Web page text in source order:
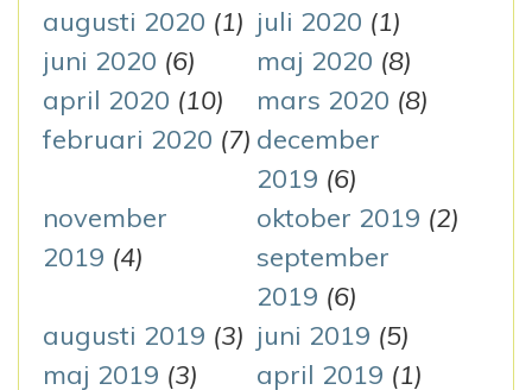
augusti 2020 (1) juli 2020 (1)
juni 2020 (6) maj 2020 (8)
april 2020 (10) mars 2020 (8)
februari 2020 (7) december
2019 (6)
november
2019 (4)
oktober 2019 (2)
september
2019 (6)
augusti 2019 (3) juni 2019 (5)
maj 2019 (3) april 2019 (1)